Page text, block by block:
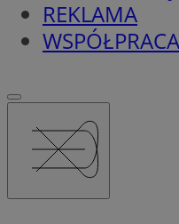
REKLAMA
WSPÓŁPRACA